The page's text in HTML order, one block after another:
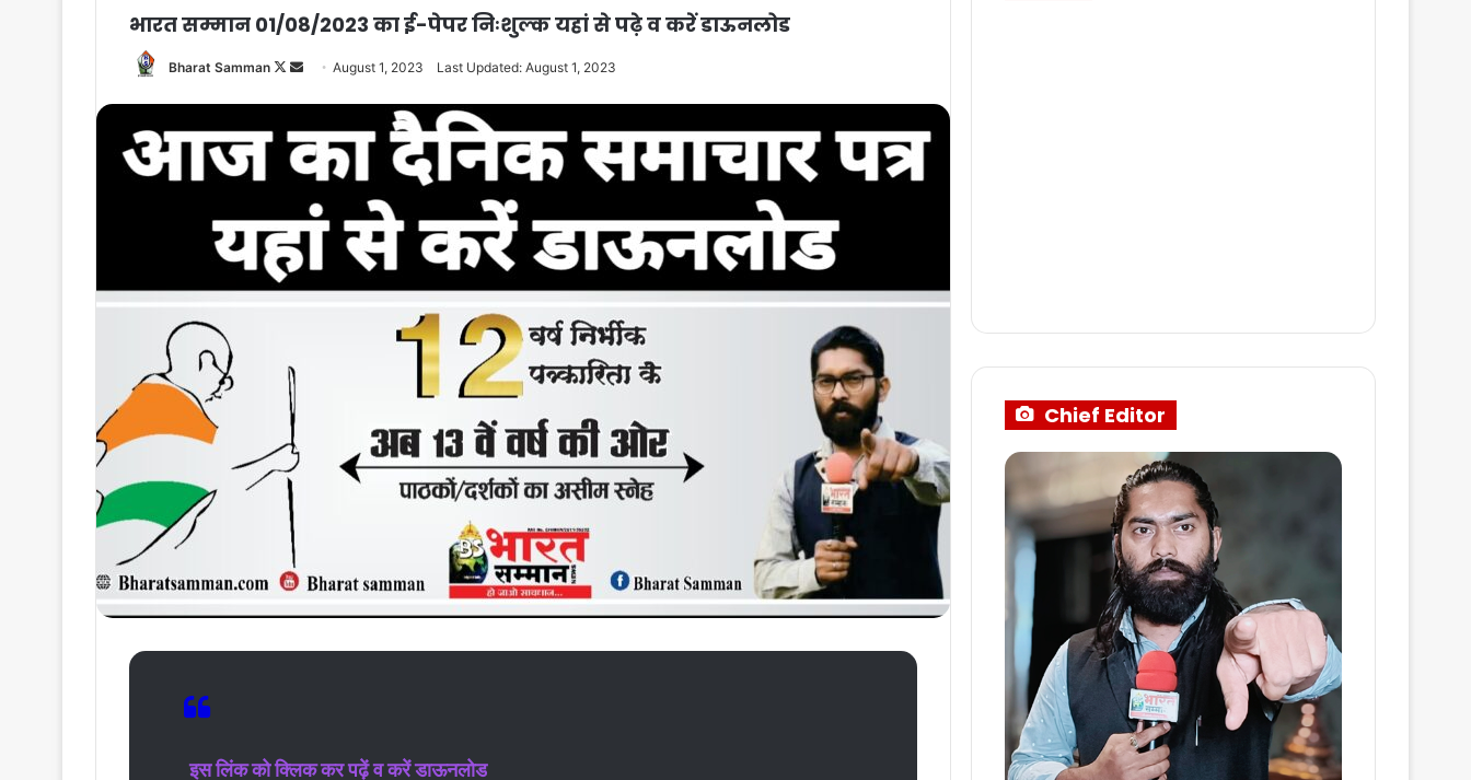
भारत सम्मान 01/08/2023 का ई-पेपर निःशुल्क यहां से पढ़े व करें डाऊनलोड
Bharat Samman
Follow
Send August 1, 2023 Last Updated: August 1, 2023
इस लिंक को क्लिक कर पढ़ें व करें डाऊनलोड
Chief Editor